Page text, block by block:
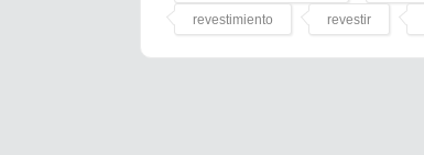
revestimiento revestir